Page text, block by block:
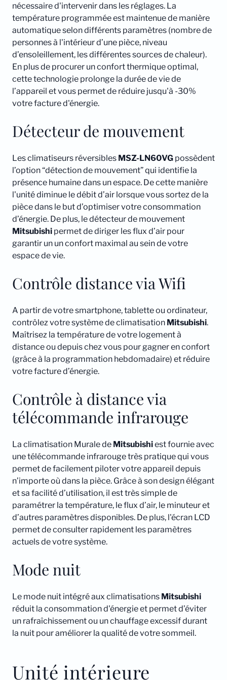
nécessaire d'intervenir dans les réglages. La
température programmée est maintenue de manière
automatique selon différents paramètres (nombre de
personnes à l'intérieur d’une pièce, niveau
d’ensoleillement, les différentes sources de chaleur).
En plus de procurer un confort thermique optimal,
cette technologie prolonge la durée de vie de
l’appareil et vous permet de réduire jusqu'à -30%
votre facture d'énergie.
Détecteur de mouvement
Les climatiseurs réversibles MSZ-LN60VG possèdent
l’option “détection de mouvement” qui identifie la
présence humaine dans un espace. De cette manière
l'unité diminue le débit d’air lorsque vous sortez de la
pièce dans le but d’optimiser votre consommation
d’énergie. De plus, le détecteur de mouvement
Mitsubishi permet de diriger les flux d’air pour
garantir un un confort maximal au sein de votre
espace de vie.
Contrôle distance via Wifi
A partir de votre smartphone, tablette ou ordinateur,
contrôlez votre système de climatisation Mitsubishi.
Maîtrisez la température de votre logement à
distance ou depuis chez vous pour gagner en confort
(grâce à la programmation hebdomadaire) et réduire
votre facture d’énergie.
Contrôle à distance via
télécommande infrarouge
La climatisation Murale de Mitsubishiest fournie avec
une télécommande infrarouge très pratique qui vous
permet de facilement piloter votre appareil depuis
n’importe où dans la pièce. Grâce à son design élégant
et sa facilité d’utilisation, il est très simple de
paramétrer la température, le flux d’air, le minuteur et
d’autres paramètres disponibles. De plus, l'écran LCD
permet de consulter rapidement les paramètres
actuels de votre système.
Mode nuit
Le mode nuit intégré aux climatisations Mitsubishi
réduit la consommation d'énergie et permet d’éviter
un rafraîchissement ou un chauffage excessif durant
la nuit pour améliorer la qualité de votre sommeil.
Unité intérieure